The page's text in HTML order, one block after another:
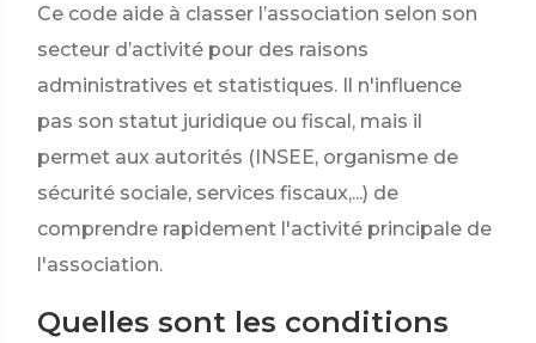
Ce code aide à classer l’association selon son
secteur d’activité pour des raisons
administratives et statistiques. Il n'influence
pas son statut juridique ou fiscal, mais il
permet aux autorités (INSEE, organisme de
sécurité sociale, services fiscaux,...) de
comprendre rapidement l'activité principale de
l'association.
Quelles sont les conditions